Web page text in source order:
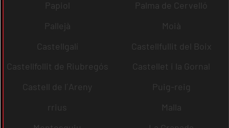
Papiol
Palma de Cervelló
Pallejà
Moià
Castellgalí
Castellfullit del Boix
Castellfollit de Riubregós
Castellet i la Gornal
Castell de l´Areny
Puig-reig
rrius
Malla